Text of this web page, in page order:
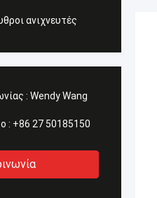
ανιχνευτές
: Wendy Wang
: +86 27 50185150